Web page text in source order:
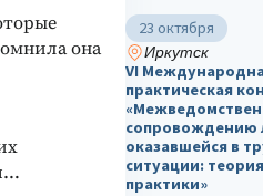
она
23 октября
Иркутск
VI
практическая
сопровождению
оказавшейся в
ситуации:
практики»